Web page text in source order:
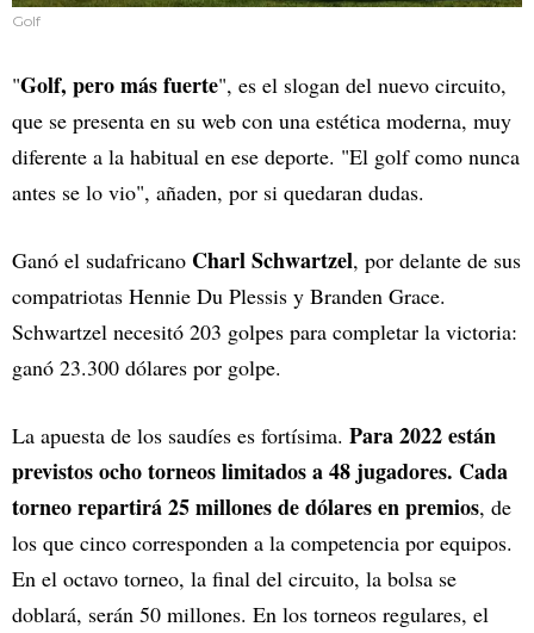
Golf
"Golf, pero más fuerte", es el slogan del nuevo circuito,
que se presenta en su web con una estética moderna, muy
diferente a la habitual en ese deporte. "El golf como nunca
antes se lo vio", añaden, por si quedaran dudas.
Ganó el sudafricano Charl Schwartzel, por delante de sus
compatriotas Hennie Du Plessis y Branden Grace.
Schwartzel necesitó 203 golpes para completar la victoria:
ganó 23.300 dólares por golpe.
La apuesta de los saudíes es fortísima. Para 2022 están
previstos ocho torneos limitados a 48 jugadores. Cada
torneo repartirá 25 millones de dólares en premios, de
los que cinco corresponden a la competencia por equipos.
En el octavo torneo, la final del circuito, la bolsa se
doblará, serán 50 millones. En los torneos regulares, el